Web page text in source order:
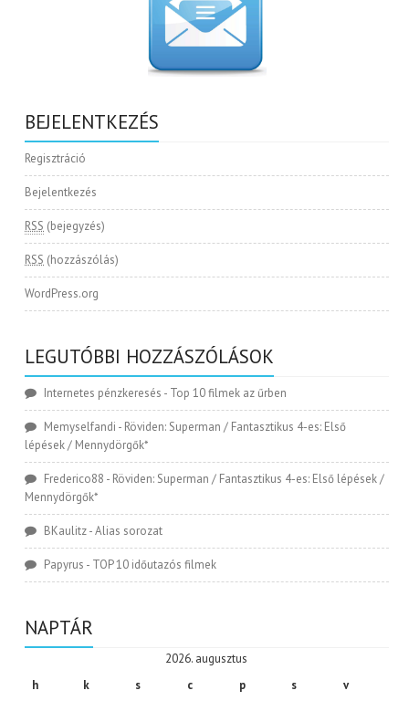
BEJELENTKEZÉS
Regisztráció
Bejelentkezés
RSS (bejegyzés)
RSS (hozzászólás)
WordPress.org
LEGUTÓBBI HOZZÁSZÓLÁSOK
Internetes pénzkeresés - Top 10 filmek az űrben
Memyselfandi - Röviden: Superman / Fantasztikus 4-es: Első
lépések / Mennydörgők*
Frederico88 - Röviden: Superman / Fantasztikus 4-es: Első lépések /
Mennydörgők*
BKaulitz-Alias sorozat
Papyrus - TOP 10 időutazós filmek
NAPTÁR
2026. augusztus
h
k s c p s v